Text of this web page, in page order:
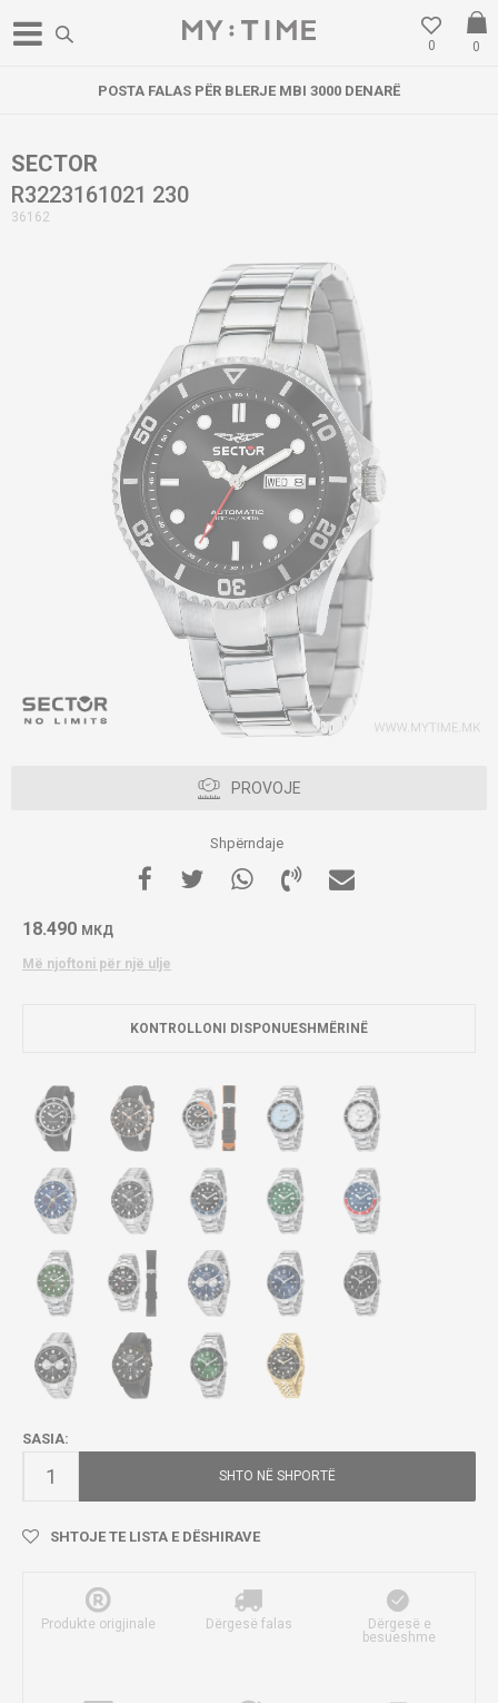
0
0
POSTA FALAS PËR BLERJE MBI 3000 DENARË
SECTOR
R3223161021 230
36162
PROVOJE
Shpërndaje
18.490 МКД
Më njoftoni për një ulje
KONTROLLONI DISPONUESHMËRINË
SASIA:
SHTO NË SHPORTË
SHTOJE TE LISTA E DËSHIRAVE
Produkte origjinale Dërgesë falas
Dërgesë e
besueshme